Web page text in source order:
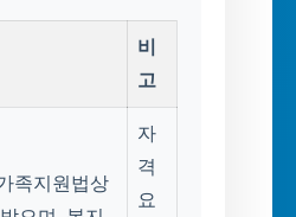
비
고
족지원법상
자
격
요